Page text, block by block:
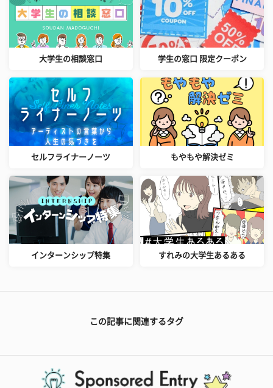
大学生の相談窓口 学生の窓口 限定クーポン
セルフライナーノーツ もやもや解決ゼミ
インターンシップ特集 すれみの大学生あるある
この記事に関連するタグ